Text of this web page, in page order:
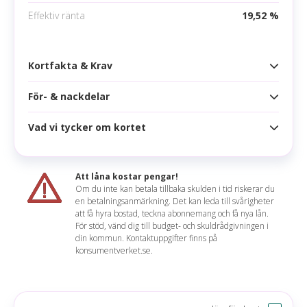
Mobila betalningsmetoder
Apple pay
Samsung pay
Effektiv ränta 19,52 %
Kortfakta & Krav
Kortfakta
Årsavgift
Ränta
Effektiv ränta
19,52 %
Räntefritt
43 dagar
Korttyp
För- & nackdelar
Fördelar
Bonus på 5% i butik
Drivmedelsrabatt
Ingen årsavgift
Nackdelar
Bonusen kan bara användas hos Circle K
Vad vi tycker om kortet
Claudia sammanfattar
Bra bensinkort för dig som tankar på Circle K. Du
får bonus på alla kortköp, dock kan bonusen
Att låna kostar pengar!
Om du inte kan betala tillbaka skulden i tid riskerar du
en betalningsanmärkning. Det kan leda till svårigheter
att få hyra bostad, teckna abonnemang och få nya lån.
För stöd, vänd dig till budget- och skuldrådgivningen i
din kommun. Kontaktuppgifter finns på
konsumentverket.se.